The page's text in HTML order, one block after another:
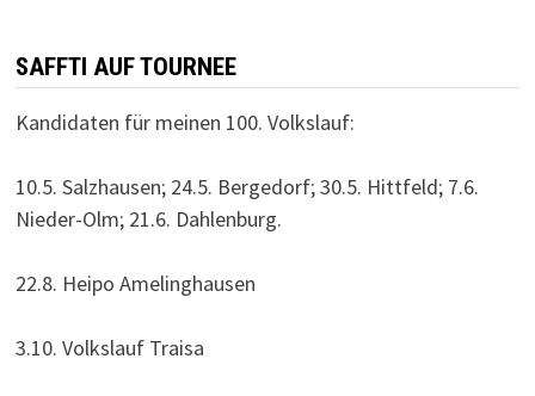
SAFFTI AUF TOURNEE
Kandidaten für meinen 100. Volkslauf:
10.5. Salzhausen; 24.5. Bergedorf; 30.5. Hittfeld; 7.6.
Nieder-Olm; 21.6. Dahlenburg.
22.8. Heipo Amelinghausen
3.10. Volkslauf Traisa